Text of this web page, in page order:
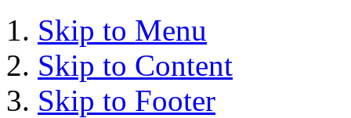
Skip to Menu
Skip to Content
Skip to Footer